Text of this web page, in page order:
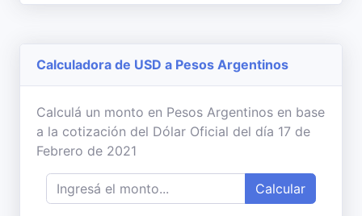
Calculadora de USD a Pesos Argentinos
Calculá un monto en Pesos Argentinos en base
a la cotización del Dólar Oficial del día 17 de
Febrero de 2021
Calcular